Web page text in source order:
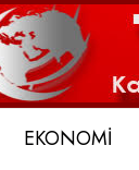
EKONOMİ